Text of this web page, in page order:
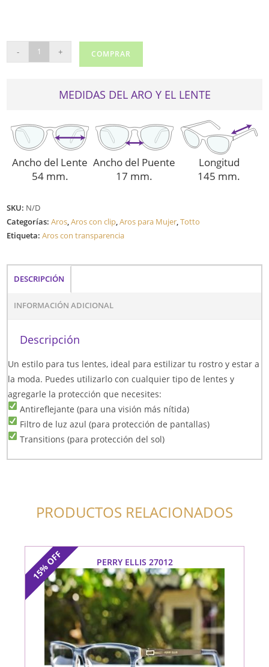
622
- + COMPRAR
MEDIDAS DEL ARO Y EL LENTE
Ancho del Lente
54 mm.
Ancho del Puente
17 mm.
Longitud
145 mm.
SKU: N/D
Categorías:Aros,Aros con clip,Aros para Mujer,Totto
Etiqueta:Aros con transparencia
DESCRIPCIÓN
INFORMACIÓN ADICIONAL
Descripción
Un estilo para tus lentes, ideal para estilizar tu rostro y estar a
la moda. Puedes utilizarlo con cualquier tipo de lentes y
agregarle la protección que necesites:
Antireflejante (para una visión más nítida)
Filtro de luz azul (para protección de pantallas)
Transitions (para protección del sol)
PRODUCTOS RELACIONADOS
15%
OFF PERRY ELLIS 27012